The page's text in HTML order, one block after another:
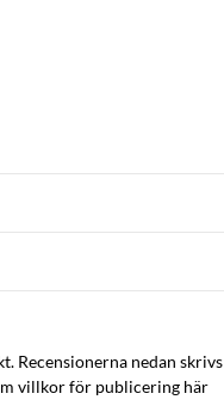
Recensionerna nedan skrivs
villkor för publicering här